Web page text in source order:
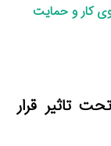
کار و حمایت
تاثیر قرار